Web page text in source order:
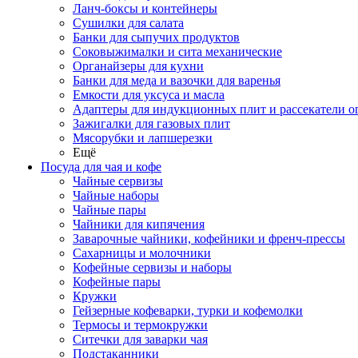
Ланч-боксы и контейнеры
Сушилки для салата
Банки для сыпучих продуктов
Соковыжималки и сита механические
Органайзеры для кухни
Банки для меда и вазочки для варенья
Емкости для уксуса и масла
Адаптеры для индукционных плит и рассекатели
Зажигалки для газовых плит
Мясорубки и лапшерезки
Ещё
Посуда для чая и кофе
Чайные сервизы
Чайные наборы
Чайные пары
Чайники для кипячения
Заварочные чайники, кофейники и френч-прессы
Сахарницы и молочники
Кофейные сервизы и наборы
Кофейные пары
Кружки
Гейзерные кофеварки, турки и кофемолки
Термосы и термокружки
Ситечки для заварки чая
Подстаканники